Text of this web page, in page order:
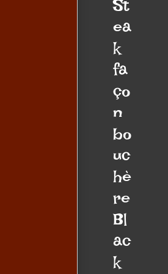
St
ea
k
fa
ço
n
bo
uc
hè
re
Bl
ac
k